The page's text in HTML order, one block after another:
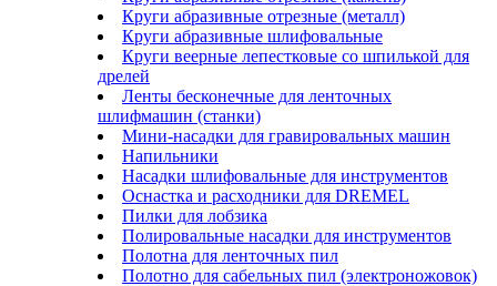
Круги абразивные отрезные (металл)
Круги абразивные шлифовальные
Круги веерные лепестковые со шпилькой для
дрелей
Ленты бесконечные для ленточных
шлифмашин (станки)
Мини-насадки для гравировальных машин
Напильники
Насадки шлифовальные для инструментов
Оснастка и расходники для DREMEL
Пилки для лобзика
Полировальные насадки для инструментов
Полотна для ленточных пил
Полотно для сабельных пил (электроножовок)